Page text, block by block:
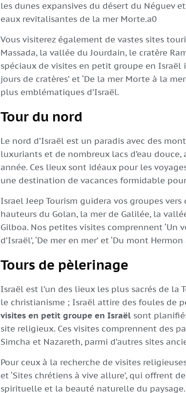
les dunes expansives du désert du Néguev
eaux revitalisantes de la mer Morte.a0
Vous visiterez également de vastes sites
Massada, la vallée du Jourdain, le cratère
spéciaux de visites en petit groupe en Israël
jours de cratères’ et ‘De la mer Morte à la
plus emblématiques d’Israël.
Tour du nord
Le nord d’Israël est un paradis avec des
luxuriants et de nombreux lacs d’eau
année. Ces lieux sont idéaux pour les
une destination de vacances formidable
Israel Jeep Tourism guidera vos groupes
hauteurs du Golan, la mer de Galilée, la
Gilboa. Nos petites visites comprennent
d’Israël’, ‘De mer en mer’ et ‘Du mont
Tours de pèlerinage
Israël est l’un des lieux les plus sacrés de
le christianisme ; Israël attire des foules de
visites en petit groupe en Israëlsont
site religieux. Ces visites comprennent des
Simcha et Nazareth, parmi d’autres sites
Pour ceux à la recherche de visites
et ‘Sites chrétiens à vive allure’, qui offrent
spirituelle et la beauté naturelle du paysage.